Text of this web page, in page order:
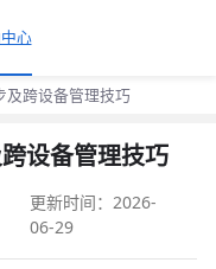
心
及跨设备管理技巧
设备管理技巧
更新时间：2026-
06-29